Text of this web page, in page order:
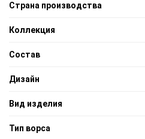
Страна производства
Коллекция
Состав
Дизайн
Вид изделия
Тип ворса